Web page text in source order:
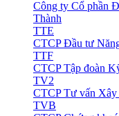
Công ty Cổ phần
Thành
TTE
CTCP Đầu tư
TTF
CTCP Tập đoàn
TV2
CTCP Tư vấn
TVB